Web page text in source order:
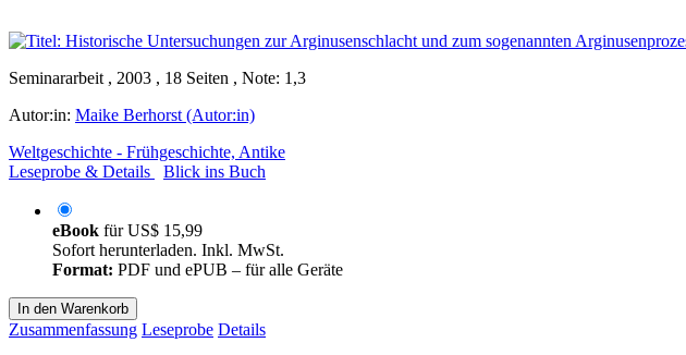
Seminararbeit , 2003 , 18 Seiten , Note: 1,3
Autor:in: Maike Berhorst (Autor:in)
Weltgeschichte - Frühgeschichte, Antike
Leseprobe & Details
Blick ins Buch
eBook fürUS$ 15,99
Sofort herunterladen. Inkl. MwSt.
Format: PDF und ePUB – für alle Geräte
In den Warenkorb
Zusammenfassung Leseprobe Details